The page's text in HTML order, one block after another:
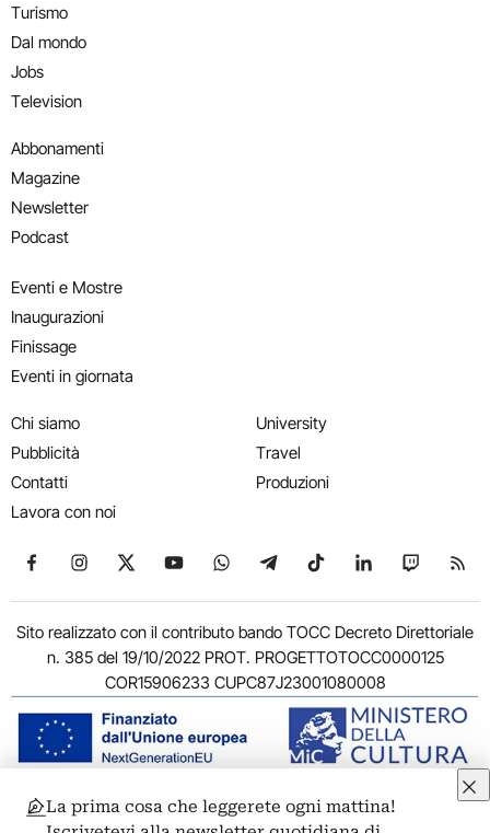
Turismo
Dal mondo
Jobs
Television
Abbonamenti
Magazine
Newsletter
Podcast
Eventi e Mostre
Inaugurazioni
Finissage
Eventi in giornata
Chi siamo
Pubblicità
Contatti
Lavora con noi
University
Travel
Produzioni
Seguici su Facebook
Seguici su Instagram
Seguici su X
Seguici su YouTube
Seguici su WhatsApp
Seguici su Telegram
Seguici su TikTok
Seguici su
Seguici
Sito realizzato con il contributo bando TOCC Decreto Direttoriale
n. 385 del 19/10/2022 PROT. PROGETTOTOCC0000125
COR15906233 CUPC87J23001080008
© 2011-2026 ARTRIBUNE srl – Corso Vittorio Emanuele II, 287 –
La prima cosa che leggerete ogni mattina!